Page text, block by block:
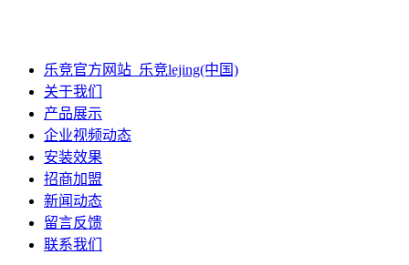
乐竞官方网站_乐竞lejing(中国)
关于我们
产品展示
企业视频动态
安装效果
招商加盟
新闻动态
留言反馈
联系我们